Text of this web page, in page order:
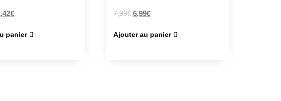
€
panier
7,99€ 6,99€
Ajouter au panier